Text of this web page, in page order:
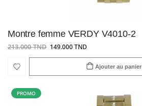
Montre femme VERDY V4010-2
213.000 TND 149.000 TND
Ajouter au panier
PROMO